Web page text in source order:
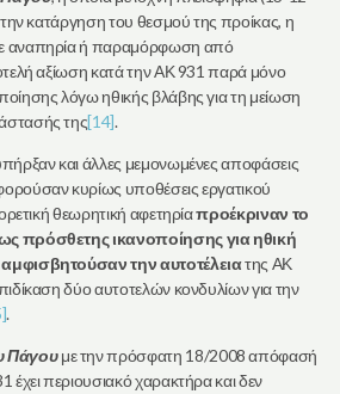
την κατάργηση του θεσμού της προίκας, η
αναπηρία ή παραμόρφωση από
αξίωση κατά την ΑΚ 931 παρά μόνο
λόγω ηθικής βλάβης για τη μείωση
της[14].
και άλλες μεμονωμένες αποφάσεις
κυρίως υποθέσεις εργατικού
θεωρητική αφετηρίαπροέκριναν το
πρόσθετης ικανοποίησης για ηθική
την αυτοτέλειατης ΑΚ
δύο αυτοτελών κονδυλίων για την
.
Πάγουμε την πρόσφατη 18/2008 απόφασή
περιουσιακό χαρακτήρα και δεν